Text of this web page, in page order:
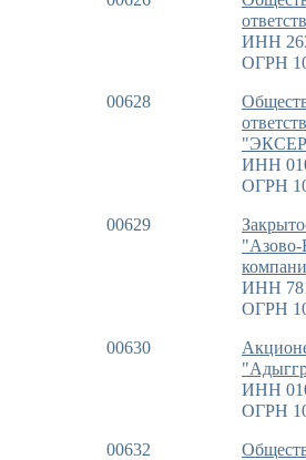
ИНН
ОГРН
00628
ИНН
ОГРН
00629
"Азово-
ИНН
ОГРН
00630
ИНН
ОГРН
00632